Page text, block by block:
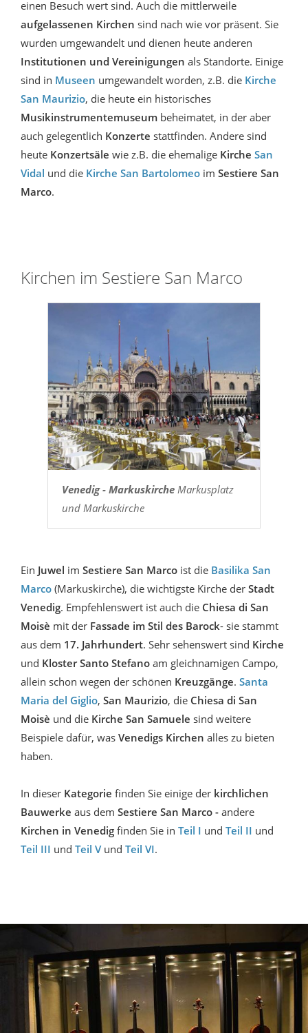
einen Besuch wert sind. Auch die mittlerweile
aufgelassenen Kirchen sind nach wie vor präsent. Sie
wurden umgewandelt und dienen heute anderen
Institutionen und Vereinigungen als Standorte. Einige
sind in Museen umgewandelt worden, z.B. die Kirche
San Maurizio, die heute ein historisches
Musikinstrumentemuseum beheimatet, in der aber
auch gelegentlich Konzerte stattfinden. Andere sind
heute Konzertsäle wie z.B. die ehemalige Kirche San
Vidal und die Kirche San Bartolomeo im Sestiere San
Marco.
Kirchen im Sestiere San Marco
Venedig - MarkuskircheMarkusplatz
und Markuskirche
Ein Juwel im Sestiere San Marco ist die Basilika San
Marco (Markuskirche), die wichtigste Kirche der Stadt
Venedig. Empfehlenswert ist auch die Chiesa di San
Moisè mit der Fassade im Stil des Barock- sie stammt
aus dem 17. Jahrhundert. Sehr sehenswert sind Kirche
und Kloster Santo Stefano am gleichnamigen Campo,
allein schon wegen der schönen Kreuzgänge. Santa
Maria del Giglio, San Maurizio, die Chiesa di San
Moisè und die Kirche San Samuele sind weitere
Beispiele dafür, was Venedigs Kirchen alles zu bieten
haben.
In dieser Kategorie finden Sie einige der kirchlichen
Bauwerke aus dem Sestiere San Marco - andere
Kirchen in Venedig finden Sie in Teil I und Teil II und
Teil III und Teil Vund Teil VI.